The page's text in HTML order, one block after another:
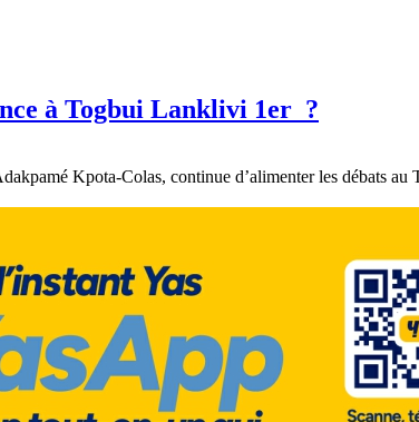
à Togbui Lanklivi 1er ?
Kpota-Colas, continue d’alimenter les débats au